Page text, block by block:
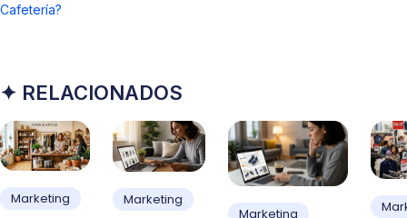
Cafetería?
✦ RELACIONADOS
Marketing Marketing
Marketing